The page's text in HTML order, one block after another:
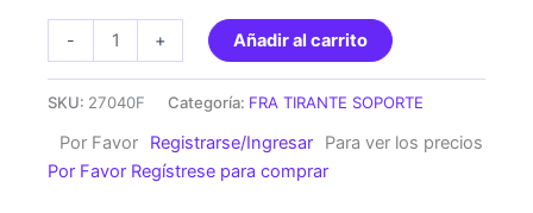
-
TIRANTE
SOPORTE
+ Añadir al carrito
SKU: 27040F Categoría: FRA TIRANTE SOPORTE
Por Favor Registrarse/Ingresar
Para ver los precios
Por Favor Regístrese para comprar